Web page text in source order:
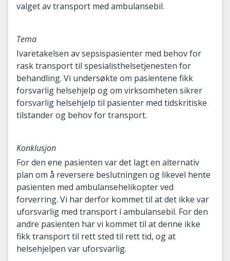
valget av transport med ambulansebil.
Tema
Ivaretakelsen av sepsispasienter med behov for
rask transport til spesialisthelsetjenesten for
behandling. Vi undersøkte om pasientene fikk
forsvarlig helsehjelp og om virksomheten sikrer
forsvarlig helsehjelp til pasienter med tidskritiske
tilstander og behov for transport.
Konklusjon
For den ene pasienten var det lagt en alternativ
plan om å reversere beslutningen og likevel hente
pasienten med ambulansehelikopter ved
forverring. Vi har derfor kommet til at det ikke var
uforsvarlig med transport i ambulansebil. For den
andre pasienten har vi kommet til at denne ikke
fikk transport til rett sted til rett tid, og at
helsehjelpen var uforsvarlig.